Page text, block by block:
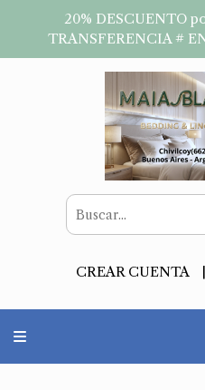
20% DESCUENTO
TRANSFERENCIA #
CREAR CUENTA